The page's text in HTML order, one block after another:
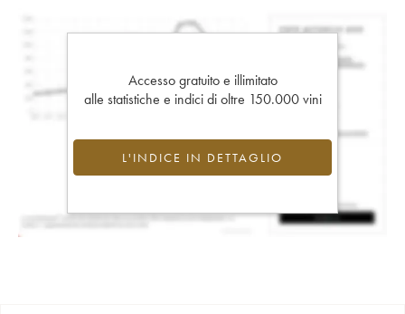
Accesso gratuito e illimitato
alle statistiche e indici di oltre 150.000 vini
L'INDICE IN DETTAGLIO